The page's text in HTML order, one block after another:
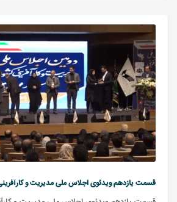
قسمت یازدهم ویدئوی اجلاس ملی مدیریت و